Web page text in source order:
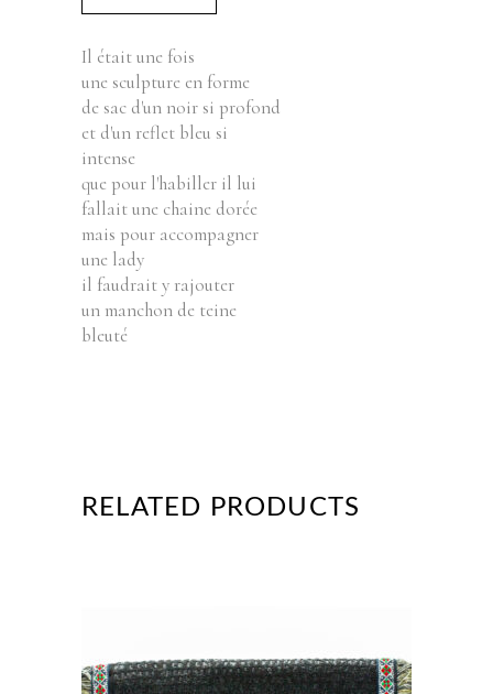
Il était une fois
une sculpture en forme
de sac d'un noir si profond
et d'un reflet bleu si
intense
que pour l'habiller il lui
fallait une chaine dorée
mais pour accompagner
une lady
il faudrait y rajouter
un manchon de teine
bleuté
RELATED PRODUCTS